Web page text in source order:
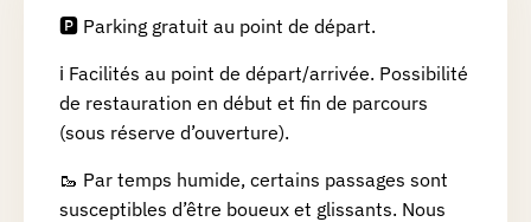
🅿️ Parking gratuit au point de départ.
ℹ️ Facilités au point de départ/arrivée. Possibilité
de restauration en début et fin de parcours
(sous réserve d’ouverture).
🥾 Par temps humide, certains passages sont
susceptibles d’être boueux et glissants. Nous